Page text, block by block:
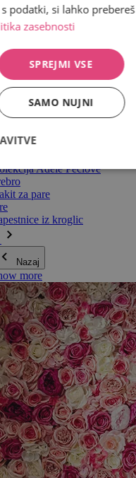
v kategoriji Nakit
Adéle Pečlové
za pare
iz kroglic
Nazaj
more
podatki, si lahko prebereš
zasebnosti
SPREJMI VSE
SAMO NUJNI